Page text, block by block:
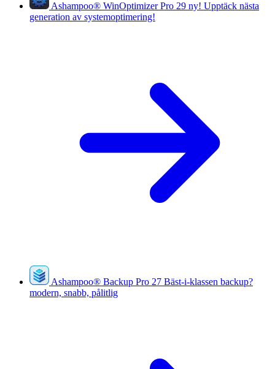
Ashampoo® WinOptimizer Pro 29 ny! Upptäck nästa
generation av systemoptimering!
Ashampoo® Backup Pro 27 Bäst-i-klassen backup?
modern, snabb, pålitlig